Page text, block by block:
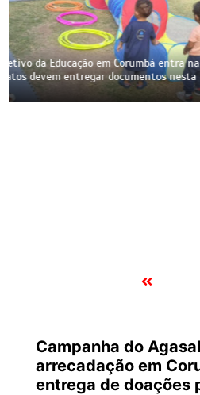
Campanha do
arrecadação em
entrega de doações